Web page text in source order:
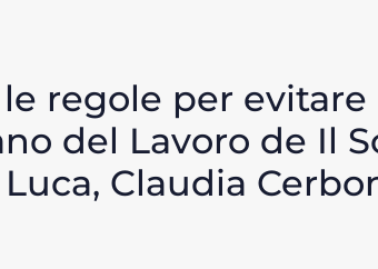
regole per
del Lavoro de Il
Claudia